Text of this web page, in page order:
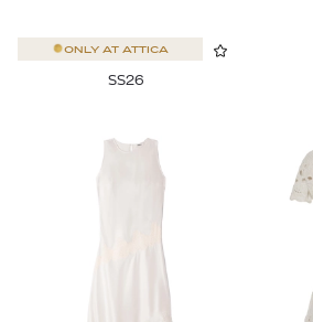
ONLY AT ATTICA
SS26